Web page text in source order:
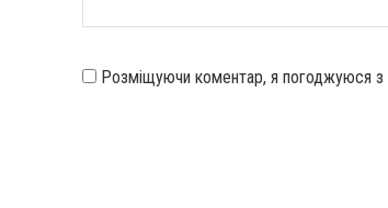
Розміщуючи коментар, я погоджуюся з